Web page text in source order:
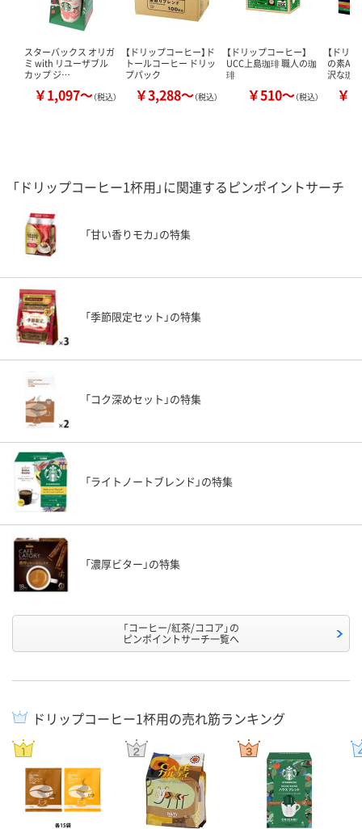
スターバックス オリガ
ミ with リユーザブル
カップ ジ…
￥1,097～（税込）
【ドリップコーヒー】ド
トールコーヒー ドリッ
プパック
￥3,288～（税込）
【ドリップコーヒー】
UCC上島珈琲 職人の珈
琲
￥510～（税込）
【ドリ
の素
沢な珈
￥
「ドリップコーヒー1杯用」に関連するピンポイントサーチ
「甘い香りモカ」の特集
「季節限定セット」の特集
「コク深めセット」の特集
「ライトノートブレンド」の特集
「濃厚ビター」の特集
「コーヒー/紅茶/ココア」の
ピンポイントサーチ一覧へ
ドリップコーヒー1杯用の売れ筋ランキング